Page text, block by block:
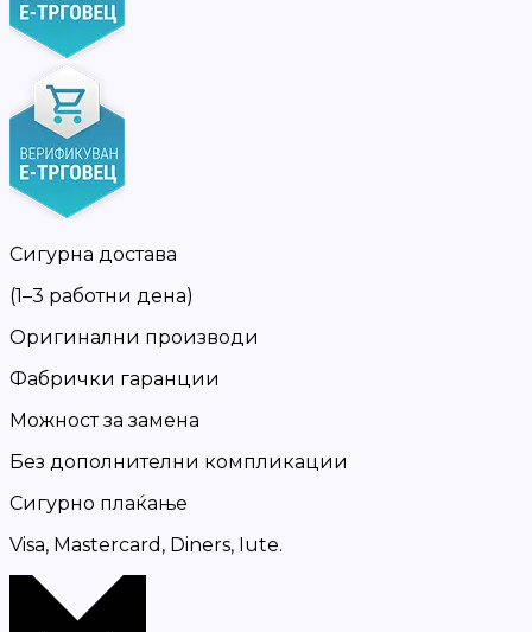
Сигурна достава
(1–3 работни дена)
Оригинални производи
Фабрички гаранции
Можност за замена
Без дополнителни компликации
Сигурно плаќање
Visa, Mastercard, Diners, Iute.